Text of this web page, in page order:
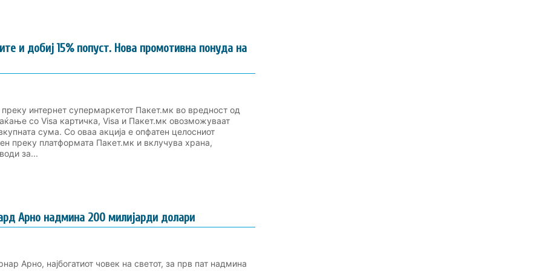
и добиј 15% попуст. Нова промотивна понуда на
преку интернет супермаркетот Пакет.мк во вредност од
со Visa картичка, Visa и Пакет.мк овозможуваат
сума. Со оваа акција е опфатен целосниот
преку платформата Пакет.мк и вклучува храна,
за...
Арно надмина 200 милијарди долари
Арно, најбогатиот човек на светот, за прв пат надмина